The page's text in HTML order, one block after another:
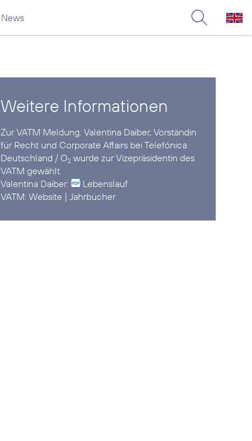
News
Weitere Informationen
Zur VATM Meldung:Valentina Daiber, Vorständin
für Recht und Corporate Affairs bei Telefónica
Deutschland / O2 wurde zur Vizepräsidentin des
VATM gewählt.
Valentina Daiber:
Lebenslauf
VATM:Website |Jahrbücher